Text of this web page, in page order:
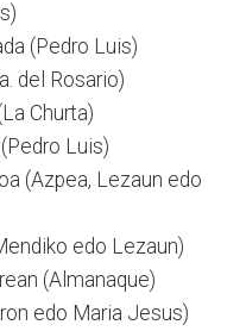
(Pedro Luis)
del Rosario)
Churta)
Luis)
(Azpea, Lezaun edo
edo Lezaun)
(Almanaque)
edo Maria Jesus)